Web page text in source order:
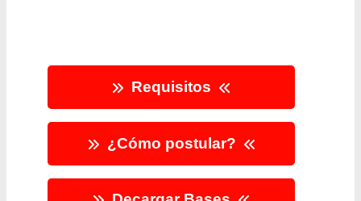
Requisitos
¿Cómo postular?